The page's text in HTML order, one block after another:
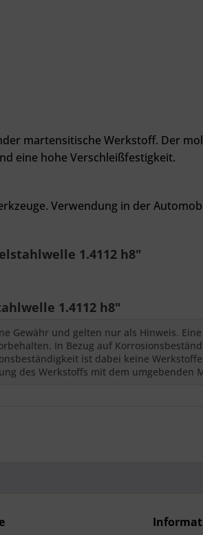
martensitische Werkstoff. Der
eine hohe Verschleißfestigkeit.
. Verwendung in der
1.4112 h8"
1.4112 h8"
Gewähr und gelten nur als Hinweis.
In Bezug auf
ist dabei keine
des Werkstoffs mit dem umgebenden